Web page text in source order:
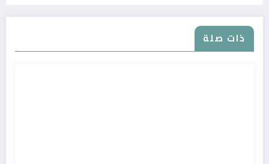
ذات صلة